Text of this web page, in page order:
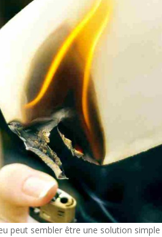
peut sembler être une solution